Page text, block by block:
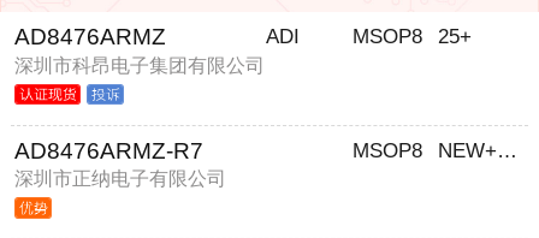
AD8476ARMZ
深圳市科昂电子集团有限公司
ADI MSOP8 25+
AD8476ARMZ-R7
深圳市正纳电子有限公司
MSOP8 NEW+original.ROHS